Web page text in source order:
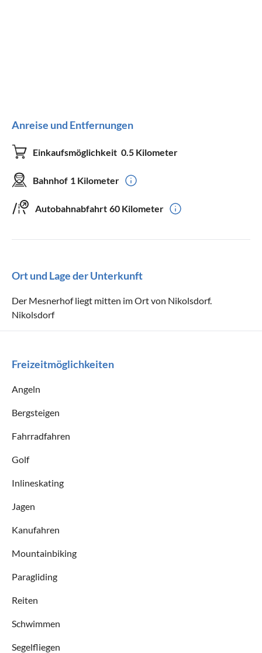
Anreise und Entfernungen
Einkaufsmöglichkeit 0.5 Kilometer
Bahnhof 1 Kilometer
Autobahnabfahrt 60 Kilometer
Ort und Lage der Unterkunft
Der Mesnerhof liegt mitten im Ort von Nikolsdorf.
Nikolsdorf
Freizeitmöglichkeiten
Angeln
Bergsteigen
Fahrradfahren
Golf
Inlineskating
Jagen
Kanufahren
Mountainbiking
Paragliding
Reiten
Schwimmen
Segelfliegen